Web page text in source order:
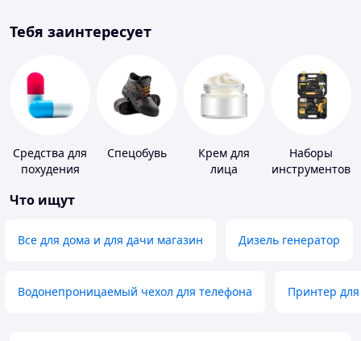
Тебя заинтересует
Средства для
похудения
Спецобувь
Крем для
лица
Наборы
инструментов
Что ищут
Все для дома и для дачи магазин Дизель генератор
Водонепроницаемый чехол для телефона Принтер